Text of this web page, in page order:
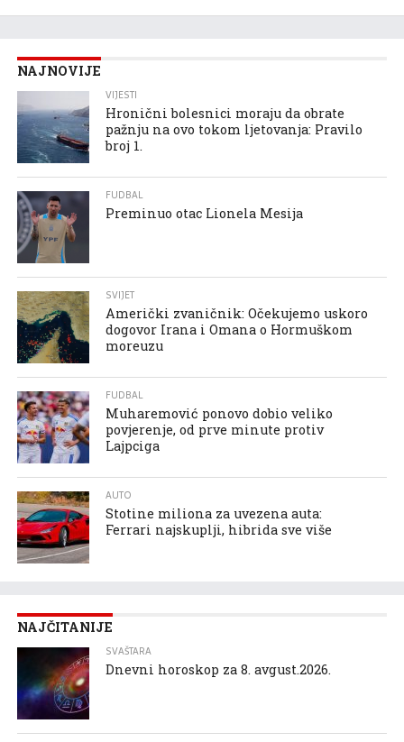
NAJNOVIJE
VIJESTI
Hronični bolesnici moraju da obrate
pažnju na ovo tokom ljetovanja: Pravilo
broj 1.
FUDBAL
Preminuo otac Lionela Mesija
SVIJET
Američki zvaničnik: Očekujemo uskoro
dogovor Irana i Omana o Hormuškom
moreuzu
FUDBAL
Muharemović ponovo dobio veliko
povjerenje, od prve minute protiv
Lajpciga
AUTO
Stotine miliona za uvezena auta:
Ferrari najskuplji, hibrida sve više
NAJČITANIJE
SVAŠTARA
Dnevni horoskop za 8. avgust.2026.